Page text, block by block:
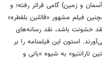
و زمین) گامی فراتر رفته؛ و
فیلم مشهور «قاتلین بلفطره»
خشونت باشد، نقد رسانه‌های
استون این فیلمنامه را بر
تارانتیو» به شیوه «بانی و